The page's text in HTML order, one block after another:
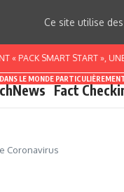
SMART START », UNE
LE MONDE
Fact
Coronavirus
Ce site utilise